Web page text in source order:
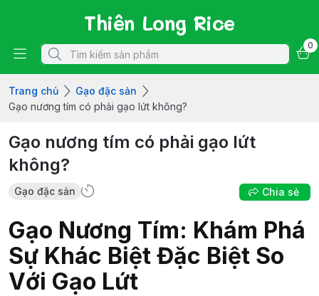
Thiên Long Rice
0
Trang chủ
Gạo đặc sản
Gạo nương tím có phải gạo lứt không?
Gạo nương tím có phải gạo lứt
không?
Gạo đặc sản Chia sẻ
Gạo Nương Tím: Khám Phá
Sự Khác Biệt Đặc Biệt So
Với Gạo Lứt